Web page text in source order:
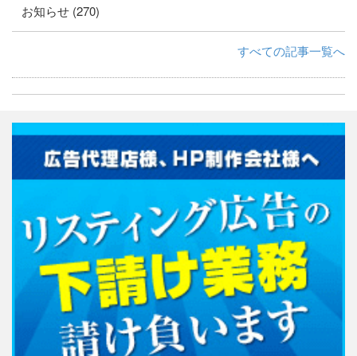
お知らせ (270)
すべての記事一覧へ